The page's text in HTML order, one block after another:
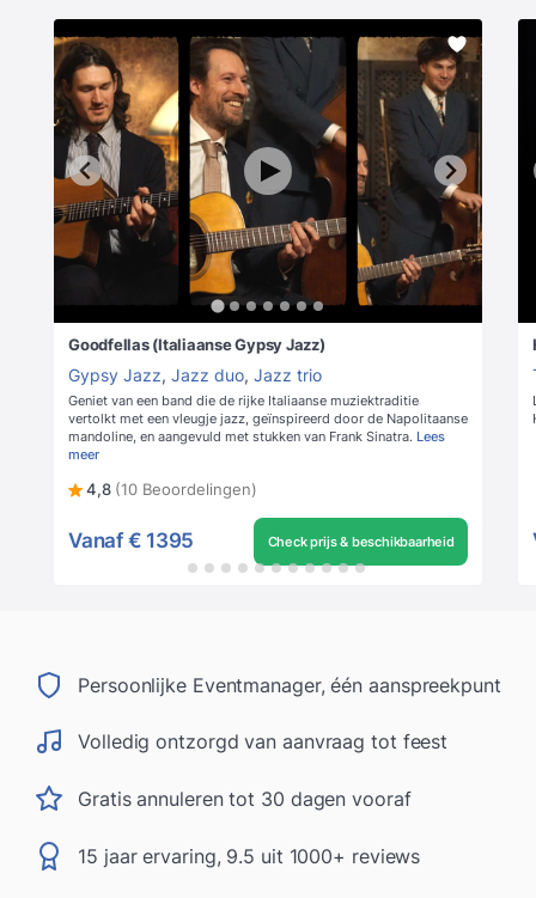
Goodfellas (Italiaanse Gypsy Jazz)
Gypsy Jazz, Jazz duo, Jazz trio
Geniet van een band die de rijke Italiaanse muziektraditie
vertolkt met een vleugje jazz, geïnspireerd door de Napolitaanse
mandoline, en aangevuld met stukken van Frank Sinatra. Lees
meer
4,8 (10 Beoordelingen)
Vanaf € 1395 Check prijs & beschikbaarheid
Persoonlijke Eventmanager, één aanspreekpunt
Volledig ontzorgd van aanvraag tot feest
Gratis annuleren tot 30 dagen vooraf
15 jaar ervaring, 9.5 uit 1000+ reviews